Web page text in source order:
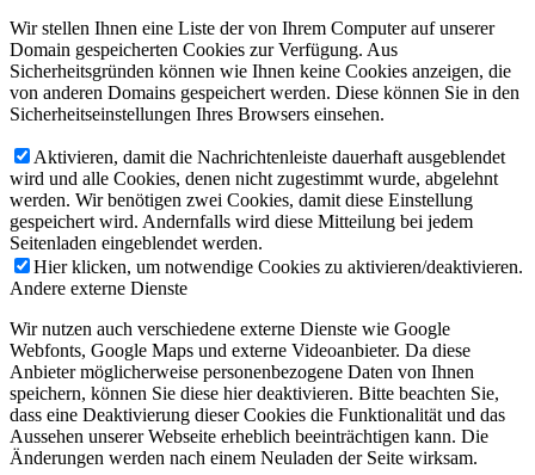
Wir stellen Ihnen eine Liste der von Ihrem Computer auf unserer
Domain gespeicherten Cookies zur Verfügung. Aus
Sicherheitsgründen können wie Ihnen keine Cookies anzeigen, die
von anderen Domains gespeichert werden. Diese können Sie in den
Sicherheitseinstellungen Ihres Browsers einsehen.
Aktivieren, damit die Nachrichtenleiste dauerhaft ausgeblendet
wird und alle Cookies, denen nicht zugestimmt wurde, abgelehnt
werden. Wir benötigen zwei Cookies, damit diese Einstellung
gespeichert wird. Andernfalls wird diese Mitteilung bei jedem
Seitenladen eingeblendet werden.
Hier klicken, um notwendige Cookies zu aktivieren/deaktivieren.
Andere externe Dienste
Wir nutzen auch verschiedene externe Dienste wie Google
Webfonts, Google Maps und externe Videoanbieter. Da diese
Anbieter möglicherweise personenbezogene Daten von Ihnen
speichern, können Sie diese hier deaktivieren. Bitte beachten Sie,
dass eine Deaktivierung dieser Cookies die Funktionalität und das
Aussehen unserer Webseite erheblich beeinträchtigen kann. Die
Änderungen werden nach einem Neuladen der Seite wirksam.